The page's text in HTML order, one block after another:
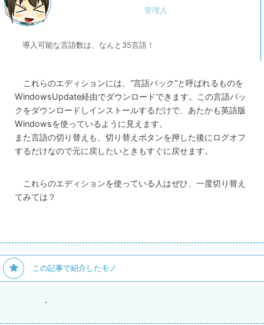
導入可能な言語数は、なんと35言語！
これらのエディションには、“言語パック”と呼ばれるものを
WindowsUpdate経由でダウンロードできます。この言語パッ
クをダウンロードしインストールするだけで、あたかも英語版
Windowsを使っているように見えます。
また言語の切り替えも、切り替えボタンを押した後にログオフ
するだけなので元に戻したいときもすぐに戻せます。
これらのエディションを使っている人はぜひ、一度切り替え
てみては？
この記事で紹介したモノ
-